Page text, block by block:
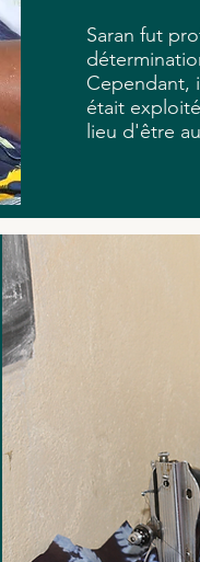
Saran fut
Cependant,
était
lieu d'être